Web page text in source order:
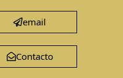
email
Contacto